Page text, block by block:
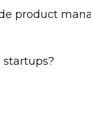
product
startups?